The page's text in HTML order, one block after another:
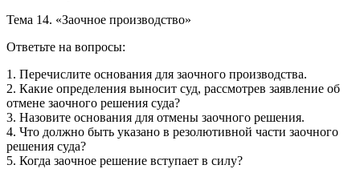
Тема 14. «Заочное производство»
Ответьте на вопросы:
1. Перечислите основания для заочного производства.
2. Какие определения выносит суд, рассмотрев заявление об
отмене заочного решения суда?
3. Назовите основания для отмены заочного решения.
4. Что должно быть указано в резолютивной части заочного
решения суда?
5. Когда заочное решение вступает в силу?